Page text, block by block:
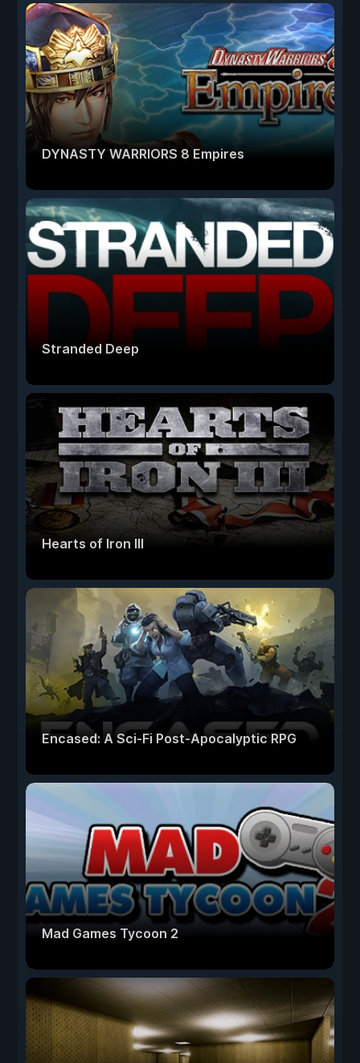
DYNASTY WARRIORS 8 Empires
Stranded Deep
Hearts of Iron III
Encased: A Sci-Fi Post-Apocalyptic RPG
Mad Games Tycoon 2